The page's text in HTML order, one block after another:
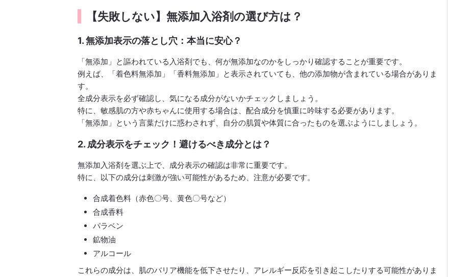
【失敗しない】無添加入浴剤の選び方は？
1. 無添加表示の落とし穴：本当に安心？
「無添加」と謳われている入浴剤でも、何が無添加なのかをしっかり確認することが重要です。
例えば、「着色料無添加」「香料無添加」と表示されていても、他の添加物が含まれている場合がありま
す。
全成分表示を必ず確認し、気になる成分がないかチェックしましょう。
特に、敏感肌の方や赤ちゃんに使用する場合は、配合成分を慎重に吟味する必要があります。
「無添加」という言葉だけに惑わされず、自分の肌質や体質に合ったものを選ぶようにしましょう。
2. 成分表示をチェック！避けるべき成分とは？
無添加入浴剤を選ぶ上で、成分表示の確認は非常に重要です。
特に、以下の成分は刺激が強い可能性があるため、注意が必要です。
合成着色料（赤色〇号、黄色〇号など）
合成香料
パラベン
鉱物油
アルコール
これらの成分は、肌のバリア機能を低下させたり、アレルギー反応を引き起こしたりする可能性がありま